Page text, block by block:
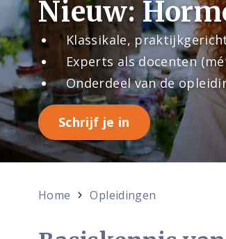
Nieuw:
Klassikale,
Experts als docenten
Onderdeel van de
Schrijf je in
Home Opleidingen